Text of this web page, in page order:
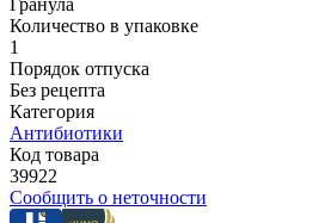
Количество в упаковке
1
Порядок отпуска
Без рецепта
Категория
Антибиотики
Код товара
39922
Сообщить о неточности